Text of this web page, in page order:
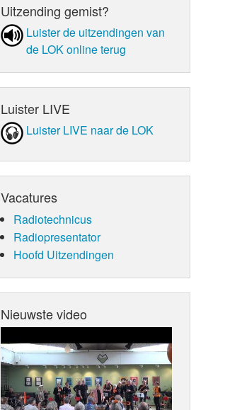
Uitzending gemist?
Luister de uit­zen­din­gen van
de LOK online terug
Luister LIVE
Luister LIVE naar de LOK
Vacatures
Radiotechnicus
Radiopresentator
Hoofd Uitzendingen
Nieuwste video